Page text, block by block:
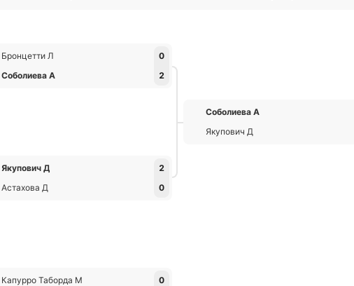
Бронцетти Л
0
Соболиева А
2
Якупович Д
2
Астахова Д
0
Капурро Таборда М
0
Соболиева А
Якупович Д